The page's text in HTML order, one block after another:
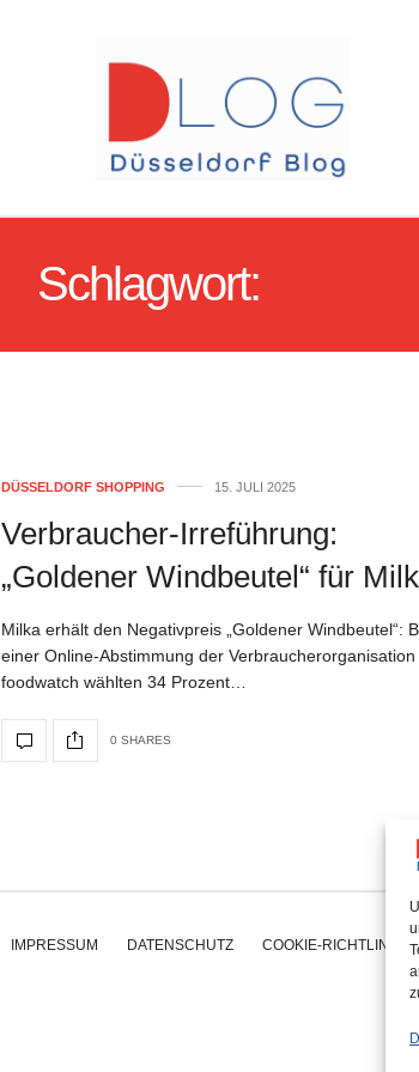
Schlagwort:
DÜSSELDORF SHOPPING 15. JULI 2025
Verbraucher-Irreführung:
„Goldener Windbeutel“ für
Milka erhält den Negativpreis „Goldener Windbeutel“:
einer Online-Abstimmung der Verbraucherorganisation
foodwatch wählten 34 Prozent…
0 SHARES
IMPRESSUM DATENSCHUTZ COOKIE-RICHTLINIE